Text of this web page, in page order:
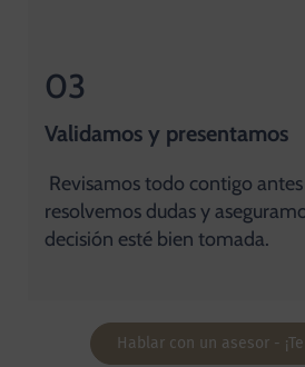
03
Validamos y presentamos
Revisamos todo contigo
resolvemos dudas y
decisión esté bien tomada.
Hablar con un asesor -